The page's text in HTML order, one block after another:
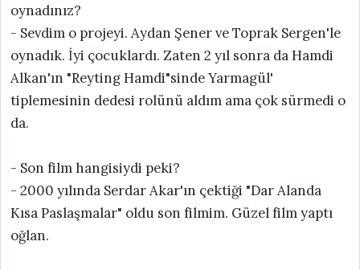
oynadınız?
- Sevdim o projeyi. Aydan Şener ve Toprak Sergen'le
oynadık. İyi çocuklardı. Zaten 2 yıl sonra da Hamdi
Alkan'ın "Reyting Hamdi"sinde Yarmagül'
tiplemesinin dedesi rolünü aldım ama çok sürmedi o
da.
- Son film hangisiydi peki?
- 2000 yılında Serdar Akar'ın çektiği "Dar Alanda
Kısa Paslaşmalar" oldu son filmim. Güzel film yaptı
oğlan.